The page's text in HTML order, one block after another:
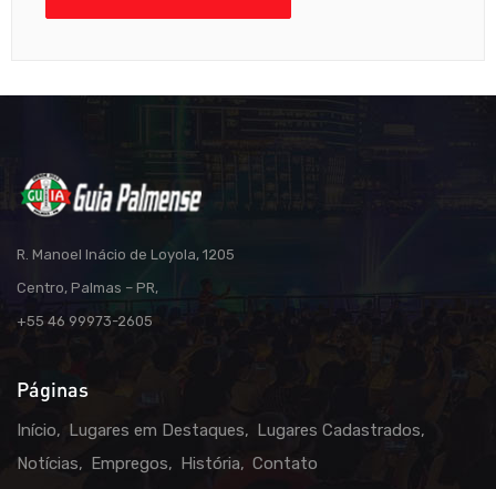
R. Manoel Inácio de Loyola, 1205
Centro, Palmas – PR,
+55 46 99973-2605
Páginas
Início Lugares em Destaques
Lugares Cadastrados
Notícias
Empregos História Contato